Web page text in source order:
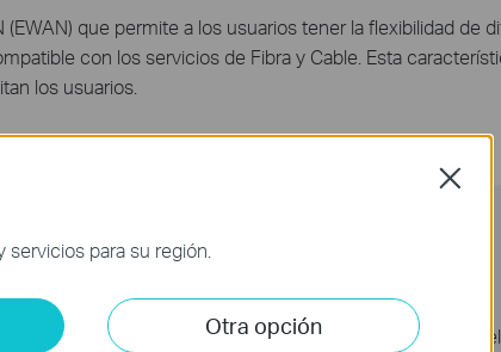
que permite a los usuarios tener la flexibilidad de
con los servicios de Fibra y Cable. Esta
los usuarios.
de banda
ADSL2+/ADSL2/ADSL anteriores, incluyendo una alta
para su región.
Otra opción
Close